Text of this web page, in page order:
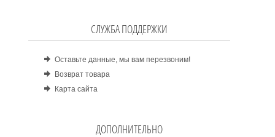
СЛУЖБА ПОДДЕРЖКИ
Оставьте данные, мы вам перезвоним!
Возврат товара
Карта сайта
ДОПОЛНИТЕЛЬНО